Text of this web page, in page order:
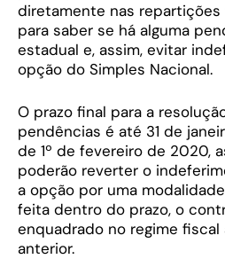
diretamente nas
para saber se há alguma
estadual e, assim, evitar
opção do Simples Nacional.
O prazo final para a
pendências é até 31 de
de 1º de fevereiro de 2020,
poderão reverter o
a opção por uma
feita dentro do prazo, o
enquadrado no regime
anterior.